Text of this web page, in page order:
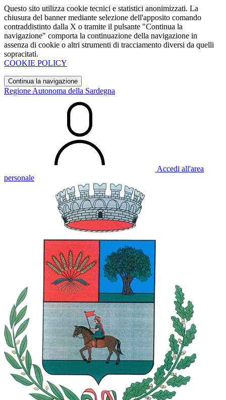
Questo sito utilizza cookie tecnici e statistici anonimizzati. La
chiusura del banner mediante selezione dell'apposito comando
contraddistinto dalla X o tramite il pulsante "Continua la
navigazione" comporta la continuazione della navigazione in
assenza di cookie o altri strumenti di tracciamento diversi da quelli
sopracitati.
COOKIE POLICY
Continua la navigazione
Regione Autonoma della Sardegna
Accedi all'area
personale